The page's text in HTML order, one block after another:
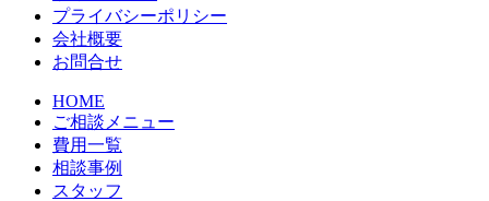
プライバシーポリシー
会社概要
お問合せ
HOME
ご相談メニュー
費用一覧
相談事例
スタッフ